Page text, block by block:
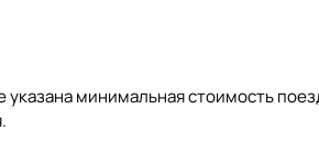
минимальная стоимость